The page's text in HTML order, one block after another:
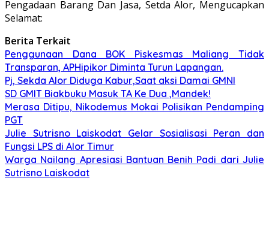
Pengadaan Barang Dan Jasa, Setda Alor, Mengucapkan
Selamat:
Berita Terkait
Penggunaan Dana BOK Piskesmas Maliang Tidak
Transparan, APHipikor Diminta Turun Lapangan.
Pj, Sekda Alor Diduga Kabur,Saat aksi Damai GMNI
SD GMIT Biakbuku Masuk TA Ke Dua ,Mandek!
Merasa Ditipu, Nikodemus Mokai Polisikan Pendamping
PGT
Julie Sutrisno Laiskodat Gelar Sosialisasi Peran dan
Fungsi LPS di Alor Timur
Warga Nailang Apresiasi Bantuan Benih Padi dari Julie
Sutrisno Laiskodat